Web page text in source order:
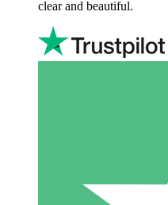
clear and beautiful.